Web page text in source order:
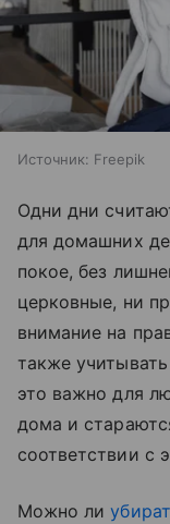
Источник: Freepik
Одни дни
для домашних
покое, без
церковные, ни
внимание на
также
это важно для
дома и
соответствии с
Можно ли